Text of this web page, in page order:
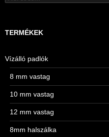
TERMÉKEK
Vízálló padlók
8 mm vastag
10 mm vastag
12 mm vastag
8mm halszálka